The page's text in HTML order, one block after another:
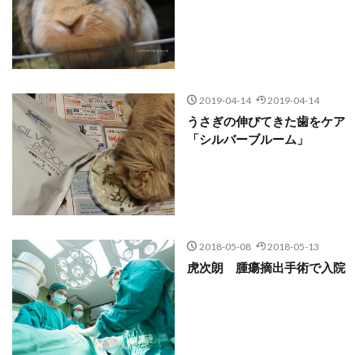
2019-04-14 2019-04-14
うさぎの伸びてきた歯をケア
「シルバーブルーム」
2018-05-08 2018-05-13
虎次朗 腫瘍摘出手術で入院